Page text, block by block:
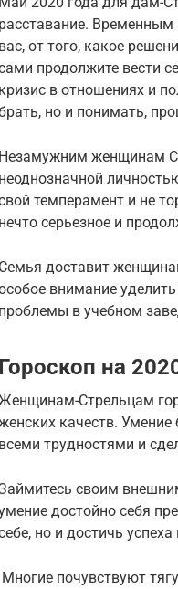
расставание.
вас, от того, какое
продолжите вести
кризис в отношениях и
но и понимать,
Незамужним женщинам
неоднозначной
темперамент и не
нечто серьезное и
Семья доставит
внимание
проблемы в учебном
Гороскоп на
Стрельцам
качеств.
всеми трудностями и
своим
достойно себя
но и достичь
Многие почувствуют